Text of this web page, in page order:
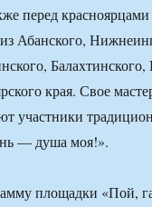
перед
Абанского,
Балахтинского,
края. Свое
участники
— душа моя!».
площадки «Пой,